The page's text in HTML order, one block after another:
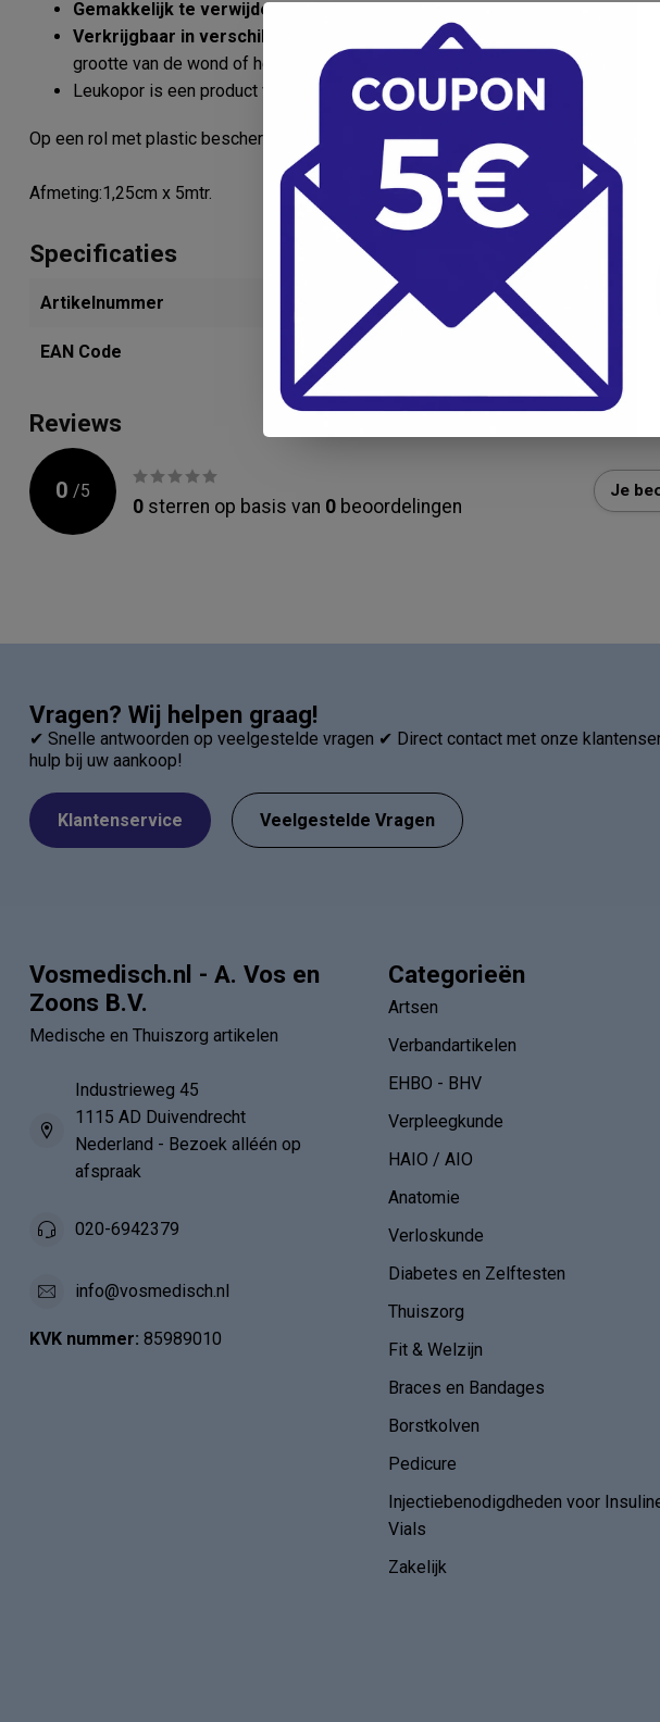
Gemakkelijk te verwijderen:Laat geen lijmresten achter op de huid.
Verkrijgbaar in verschillende breedtes:
Geschikt voor diverse
grootte van de wond of het verband.
Leukopor is een product van BSN Medical, een gerenommeerd merk in de
Op een rol met plastic beschermring.
Afmeting:1,25cm x 5mtr.
Specificaties
Artikelnummer 284082827
EAN Code
Reviews
0 /5
0 sterren op basis van 0 beoordelingen
Je
Vragen? Wij helpen graag!
✔ Snelle antwoorden op veelgestelde vragen ✔ Direct contact met onze
hulp bij uw aankoop!
Klantenservice Veelgestelde Vragen
Vosmedisch.nl - A. Vos en
Zoons B.V.
Medische en Thuiszorg artikelen
Industrieweg 45
1115 AD Duivendrecht
Nederland - Bezoek alléén op
afspraak
020-6942379
info@vosmedisch.nl
KVK nummer: 85989010
Categorieën
Artsen
Verbandartikelen
EHBO - BHV
Verpleegkunde
HAIO / AIO
Anatomie
Verloskunde
Diabetes en Zelftesten
Thuiszorg
Fit & Welzijn
Braces en Bandages
Borstkolven
Pedicure
Injectiebenodigdheden voor
Vials
Zakelijk